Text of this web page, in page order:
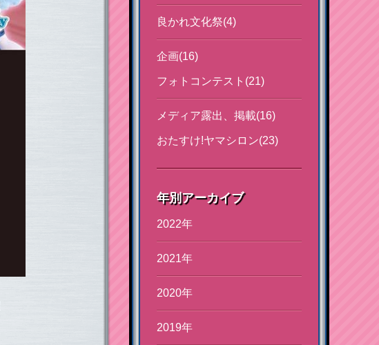
良かれ文化祭(4)
企画(16)
フォトコンテスト(21)
メディア露出、掲載(16)
おたすけ!ヤマシロン(23)
年別アーカイブ
2022年
2021年
2020年
2019年